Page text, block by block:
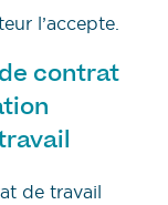
l’accepte.
contrat
de travail